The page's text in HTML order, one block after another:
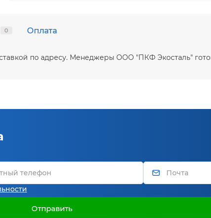
0 Оплата
по адресу. Менеджеры ООО "ПКФ Экосталь"
Отправить